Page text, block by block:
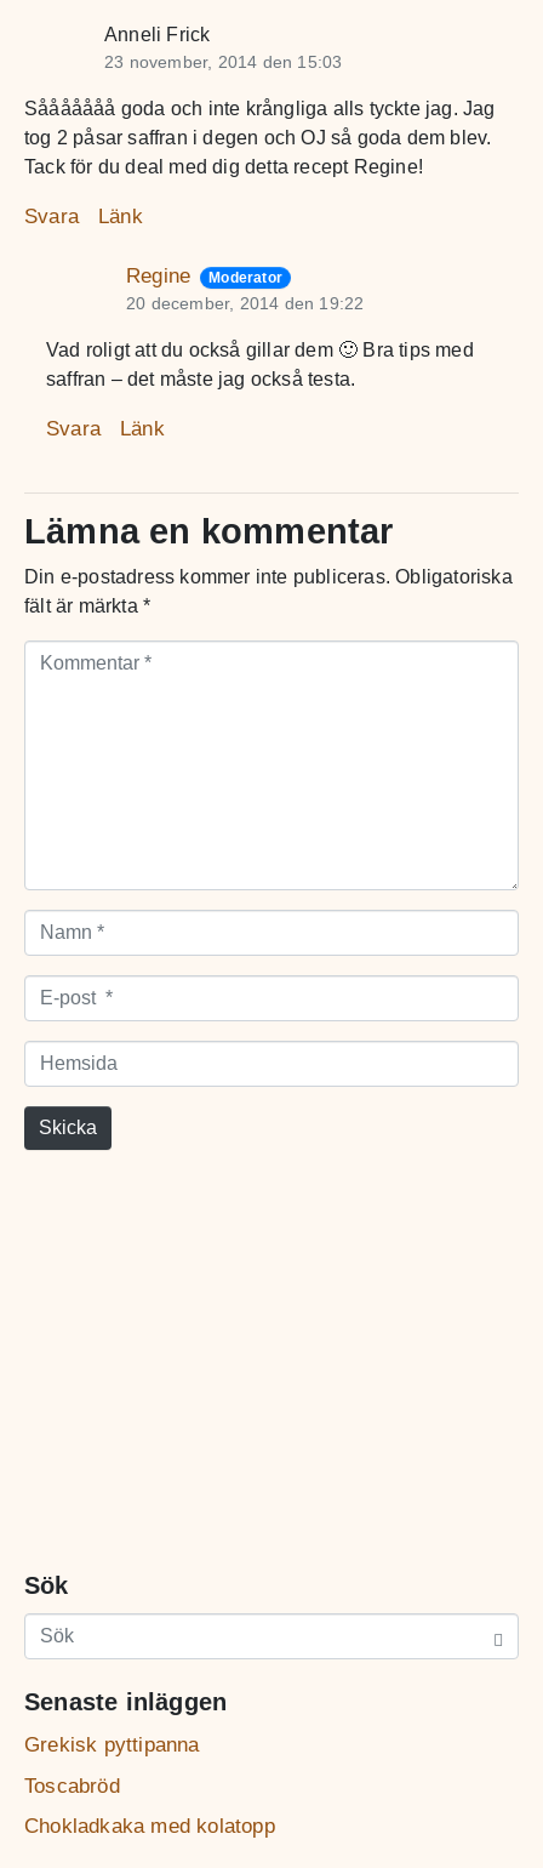
Anneli Frick
23 november, 2014 den 15:03
Sååååååå goda och inte krångliga alls tyckte jag. Jag
tog 2 påsar saffran i degen och OJ så goda dem blev.
Tack för du deal med dig detta recept Regine!
Svara Länk
Regine Moderator
20 december, 2014 den 19:22
Vad roligt att du också gillar dem 🙂 Bra tips med
saffran – det måste jag också testa.
Svara Länk
Lämna en kommentar
Din e-postadress kommer inte publiceras. Obligatoriska
fält är märkta *
Kommentar *
Namn *
E-post *
Hemsida
Skicka
Sök
Senaste inläggen
Grekisk pyttipanna
Toscabröd
Chokladkaka med kolatopp